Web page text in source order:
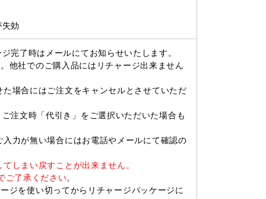
効
完了時はメールにてお知らせいたします。
他社でのご購入品にはリチャージ出来ません
場合にはご注文をキャンセルとさせていただ
注文時「代引き」をご選択いただいた場合も
力が無い場合にはお電話やメールにて確認の
しまい戻すことが出来ません。
了承ください。
ジを使い切ってからリチャージパッケージに